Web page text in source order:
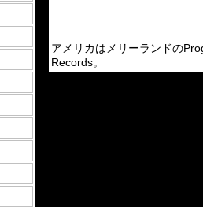
アメリカはメリーランドの
Records。